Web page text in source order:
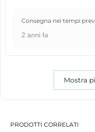
Consegna nei tempi
2 anni fa
Mostra
PRODOTTI CORRELATI